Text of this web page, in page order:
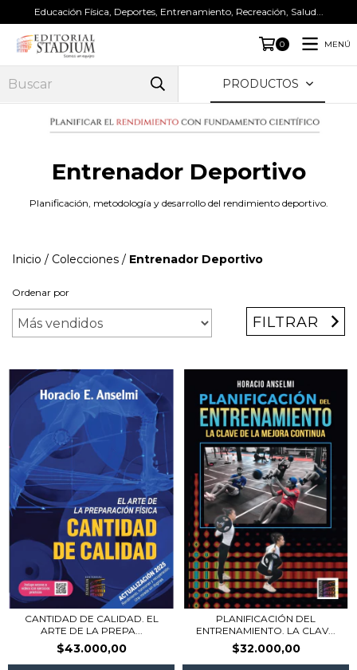
Educación Física, Deportes, Entrenamiento, Recreación, Salud...
0 MENÚ
PRODUCTOS
Entrenador Deportivo
Planificación, metodología y desarrollo del rendimiento deportivo.
Inicio / Colecciones / Entrenador Deportivo
Ordenar por
FILTRAR
CANTIDAD DE CALIDAD. EL
ARTE DE LA PREPA...
$43.000,00
PLANIFICACIÓN DEL
ENTRENAMIENTO. LA CLAV...
$32.000,00